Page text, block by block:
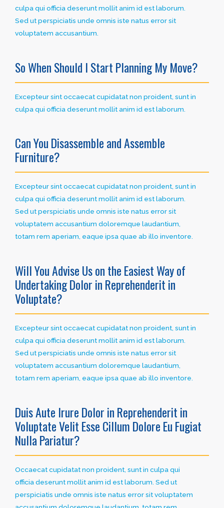
culpa qui officia deserunt mollit anim id est laborum.
Sed ut perspiciatis unde omnis iste natus error sit
voluptatem accusantium.
So When Should I Start Planning My Move?
Excepteur sint occaecat cupidatat non proident, sunt in
culpa qui officia deserunt mollit anim id est laborum.
Can You Disassemble and Assemble
Furniture?
Excepteur sint occaecat cupidatat non proident, sunt in
culpa qui officia deserunt mollit anim id est laborum.
Sed ut perspiciatis unde omnis iste natus error sit
voluptatem accusantium doloremque laudantium,
totam rem aperiam, eaque ipsa quae ab illo inventore.
Will You Advise Us on the Easiest Way of
Undertaking Dolor in Reprehenderit in
Voluptate?
Excepteur sint occaecat cupidatat non proident, sunt in
culpa qui officia deserunt mollit anim id est laborum.
Sed ut perspiciatis unde omnis iste natus error sit
voluptatem accusantium doloremque laudantium,
totam rem aperiam, eaque ipsa quae ab illo inventore.
Duis Aute Irure Dolor in Reprehenderit in
Voluptate Velit Esse Cillum Dolore Eu Fugiat
Nulla Pariatur?
Occaecat cupidatat non proident, sunt in culpa qui
officia deserunt mollit anim id est laborum. Sed ut
perspiciatis unde omnis iste natus error sit voluptatem